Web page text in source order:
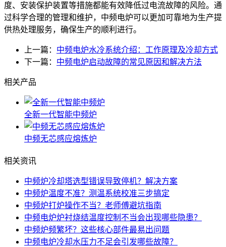
度、安装保护装置等措施都能有效降低过电流故障的风险。通
过科学合理的管理和维护，中频电炉可以更加可靠地为生产提
供热处理服务，确保生产的顺利进行。
上一篇： 中频电炉水冷系统介绍：工作原理及冷却方式
下一篇： 中频电炉启动故障的常见原因和解决方法
相关产品
全新一代智能中频炉
中频无芯感应熔炼炉
相关资讯
中频炉冷却塔选型错误导致停机？解决方案
中频炉温度不准？测温系统校准三步搞定
中频炉打炉操作不当？老师傅避坑指南
中频电炉炉衬烧结温度控制不当会出现哪些隐患？
中频炉频繁坏？这些核心部件最易出问题
中频电炉冷却水压力不足会引发哪些故障？